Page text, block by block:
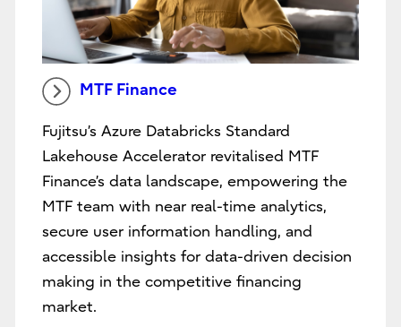
MTF Finance
Fujitsu’s Azure Databricks Standard
Lakehouse Accelerator revitalised MTF
Finance’s data landscape, empowering the
MTF team with near real-time analytics,
secure user information handling, and
accessible insights for data-driven decision
making in the competitive financing
market.